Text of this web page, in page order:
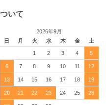
いて
2026年9月
日
月 火 水 木 金 土
1 2 3 4 5
6 7 8 9 10 11 12
13 14 15 16 17 18 19
20 21 22 23 24 25 26